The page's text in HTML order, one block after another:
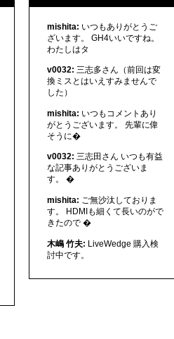
mishita: いつもありがとうご
ざいます。 GH4いいですね。
わたしはタ
v0032: 三志多さん（前回は変
換ミスとはいえすみませんで
した）
mishita: いつもコメントあり
がとうございます。 先輩に偉
そうに�
v0032: 三志田さん いつも有益
な記事ありがとうございま
す。 �
mishita: ご無沙汰しておりま
す。 HDMIも細くて長いのがで
きたので �
木嶋 竹夫: LiveWedge 購入検
討中です。